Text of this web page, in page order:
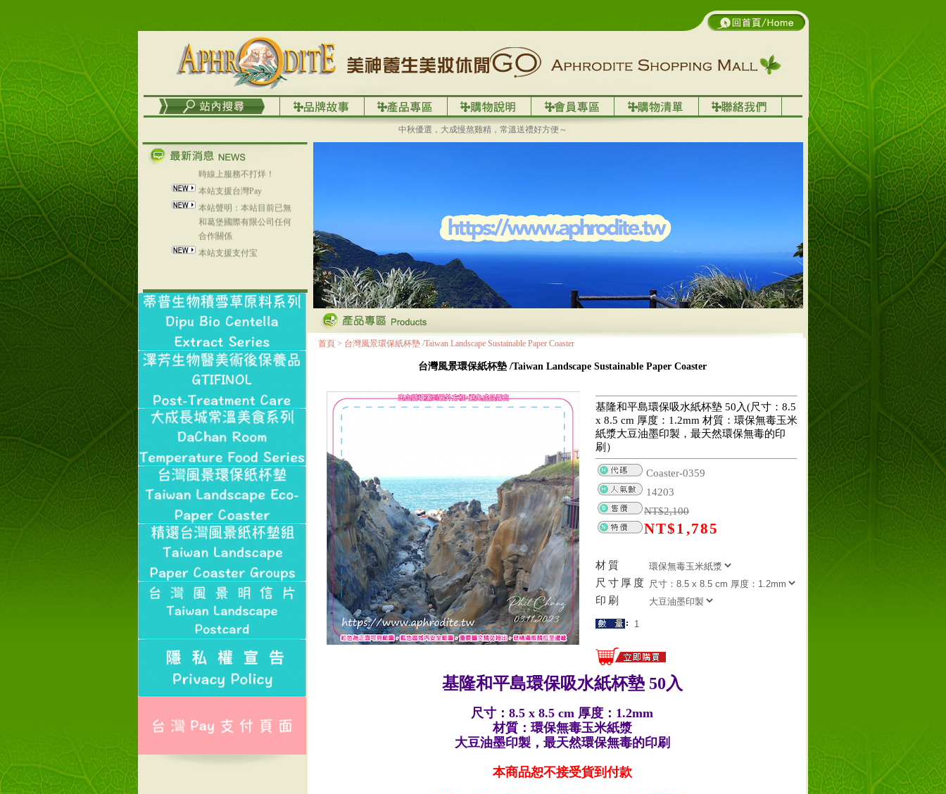
中秋優選，大成慢熬雞精，常溫送禮好方便～
在外租屋者、居住處無管
理員、不方便在工作地點
取件者，歡迎多多使用
【郵局i郵箱】的服務喔～
【i郵箱】設立的地點，請
進入內頁連結～
Line@aphrodite2020 24小
時線上服務不打烊！
本站支援台灣Pay
本站聲明：本站目前已無
和葛堡國際有限公司任何
合作關係
本站支援支付宝
2017年1月1日起，中国大
首頁 > 台灣風景環保紙杯墊 /Taiwan Landscape Sustainable Paper Coaster
台灣風景環保紙杯墊 /Taiwan Landscape Sustainable Paper Coaster
基隆和平島環保吸水紙杯墊 50入(尺寸：8.5
x 8.5 cm 厚度：1.2mm 材質：環保無毒玉米
紙漿大豆油墨印製，最天然環保無毒的印
刷）
Coaster-0359
14203
NT$2,100
NT$1,785
材質
尺寸厚度
印刷
基隆和平島環保吸水紙杯墊 50入
尺寸：8.5 x 8.5 cm 厚度：1.2mm
材質：環保無毒玉米紙漿
大豆油墨印製，最天然環保無毒的印刷
本商品恕不接受貨到付款